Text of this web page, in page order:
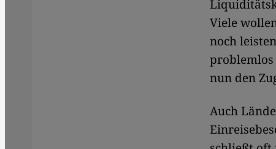
Viele
noch
nun den
Auch